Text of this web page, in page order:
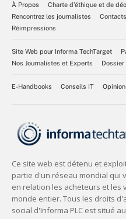
À Propos
Charte d’éthique et de
Rencontrez les journalistes
Contacts
Réimpressions
Site Web pour Informa TechTarget
Nos Journalistes et Experts
Dossier
E-Handbooks Conseils IT